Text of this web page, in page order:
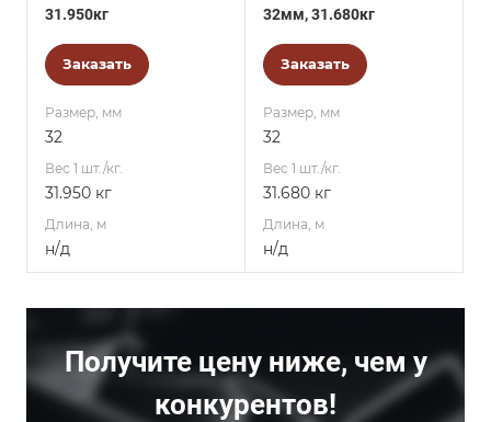
31.950кг
Заказать
Размер, мм
32
Вес 1 шт./кг.
31.950 кг
Длина, м
н/д
32мм, 31.680кг
Заказать
Размер, мм
32
Вес 1 шт./кг.
31.680 кг
Длина, м
н/д
Получите цену ниже, чем у
конкурентов!